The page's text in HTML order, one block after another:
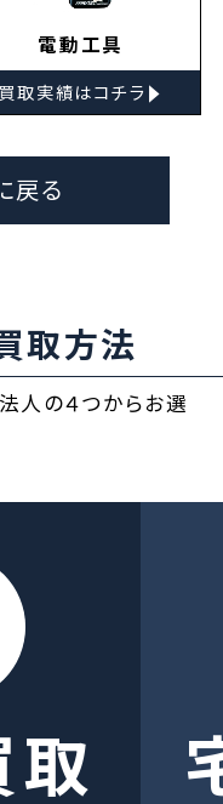
電動工具
買取実績はコチラ ▸
戻る
取方法
人の４つからお選